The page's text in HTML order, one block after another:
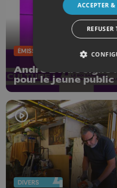
ÉMISSIONS
André Borbé signe
pour le jeune public
DIVERS
ACCEPTER
REFUSER